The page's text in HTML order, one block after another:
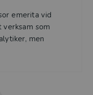
emerita vid
som
men